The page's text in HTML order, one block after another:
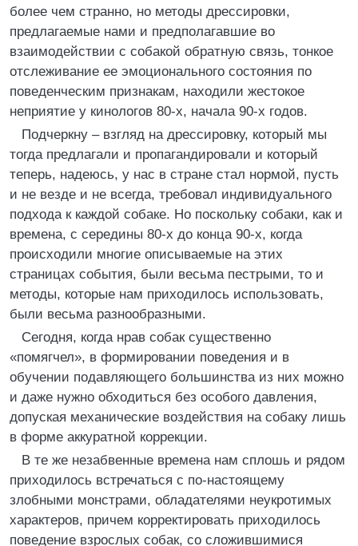
более чем странно, но методы дрессировки,
предлагаемые нами и предполагавшие во
взаимодействии с собакой обратную связь, тонкое
отслеживание ее эмоционального состояния по
поведенческим признакам, находили жестокое
неприятие у кинологов 80-х, начала 90-х годов.
Подчеркну – взгляд на дрессировку, который мы
тогда предлагали и пропагандировали и который
теперь, надеюсь, у нас в стране стал нормой, пусть
и не везде и не всегда, требовал индивидуального
подхода к каждой собаке. Но поскольку собаки, как и
времена, с середины 80-х до конца 90-х, когда
происходили многие описываемые на этих
страницах события, были весьма пестрыми, то и
методы, которые нам приходилось использовать,
были весьма разнообразными.
Сегодня, когда нрав собак существенно
«помягчел», в формировании поведения и в
обучении подавляющего большинства из них можно
и даже нужно обходиться без особого давления,
допуская механические воздействия на собаку лишь
в форме аккуратной коррекции.
В те же незабвенные времена нам сплошь и рядом
приходилось встречаться с по-настоящему
злобными монстрами, обладателями неукротимых
характеров, причем корректировать приходилось
поведение взрослых собак, со сложившимися